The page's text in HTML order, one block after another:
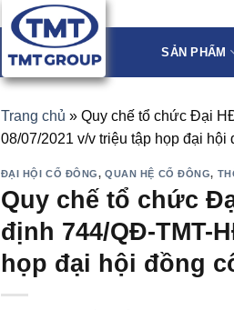
SẢN PHẨM
Trang chủ » Quy chế tổ chức Đại
08/07/2021 v/v triệu tập họp đại
ĐẠI HỘI CỔ ĐÔNG,QUAN HỆ CỔ ĐÔNG,
Quy chế tổ chức
định 744/QĐ-TMT-
họp đại hội đồng